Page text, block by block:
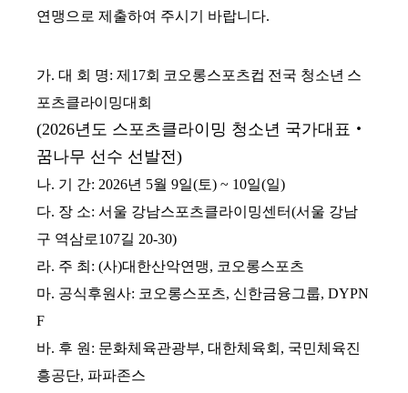
연맹으로 제출하여 주시기 바랍니다.
가. 대 회 명: 제 17회 코오롱스포츠컵 전국 청소년 스
포츠클라이밍대회
(2026년도 스포츠클라이밍 청소년 국가대표 ‧
꿈나무 선수 선발전)
나. 기 간: 2026년 5월 9일(토) ~ 10일(일)
다. 장 소: 서울 강남스포츠클라이밍센터(서울 강남
구 역삼로107길 20-30)
라. 주 최 : (사)대한산악연맹, 코오롱스포츠
마. 공식후원사: 코오롱스포츠, 신한금융그룹, DYPN
F
바. 후 원 : 문화체육관광부, 대한체육회 , 국민체육진
흥공단, 파파존스